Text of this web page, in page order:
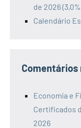
de 2026
Calendário
Economia e
Certificados
2026